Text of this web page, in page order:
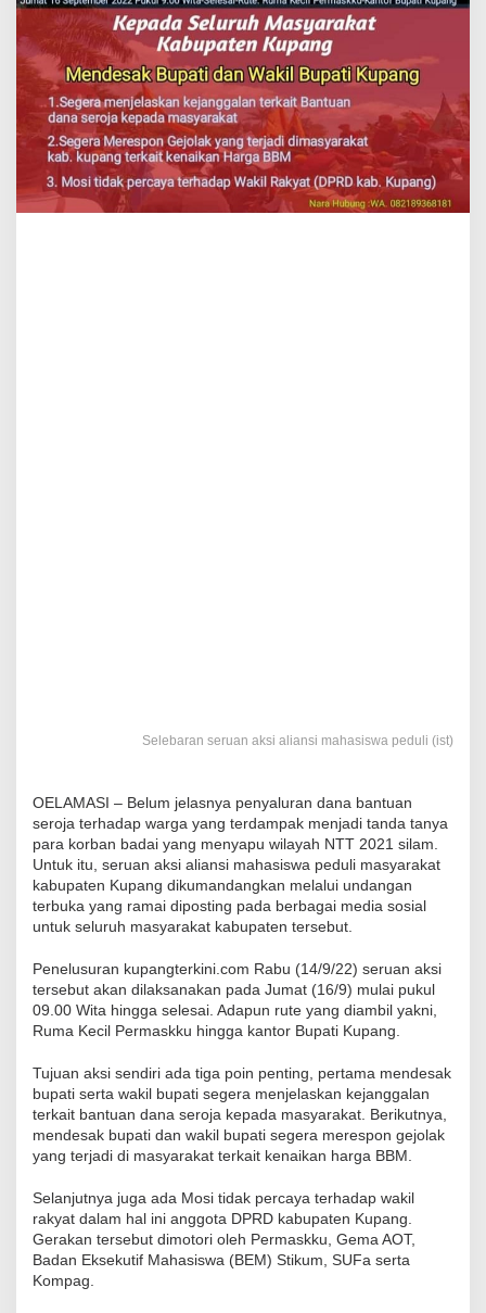
Selebaran seruan aksi aliansi mahasiswa peduli (ist)
OELAMASI – Belum jelasnya penyaluran dana bantuan
seroja terhadap warga yang terdampak menjadi tanda tanya
para korban badai yang menyapu wilayah NTT 2021 silam.
Untuk itu, seruan aksi aliansi mahasiswa peduli masyarakat
kabupaten Kupang dikumandangkan melalui undangan
terbuka yang ramai diposting pada berbagai media sosial
untuk seluruh masyarakat kabupaten tersebut.
Penelusuran kupangterkini.com Rabu (14/9/22) seruan aksi
tersebut akan dilaksanakan pada Jumat (16/9) mulai pukul
09.00 Wita hingga selesai. Adapun rute yang diambil yakni,
Ruma Kecil Permaskku hingga kantor Bupati Kupang.
Tujuan aksi sendiri ada tiga poin penting, pertama mendesak
bupati serta wakil bupati segera menjelaskan kejanggalan
terkait bantuan dana seroja kepada masyarakat. Berikutnya,
mendesak bupati dan wakil bupati segera merespon gejolak
yang terjadi di masyarakat terkait kenaikan harga BBM.
Selanjutnya juga ada Mosi tidak percaya terhadap wakil
rakyat dalam hal ini anggota DPRD kabupaten Kupang.
Gerakan tersebut dimotori oleh Permaskku, Gema AOT,
Badan Eksekutif Mahasiswa (BEM) Stikum, SUFa serta
Kompag.